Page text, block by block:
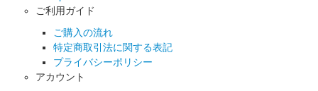
ご利用ガイド
ご購入の流れ
特定商取引法に関する表記
プライバシーポリシー
アカウント